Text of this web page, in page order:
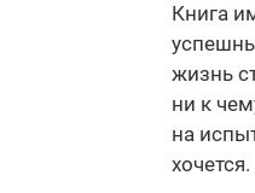
Книга
жизнь
ни к
на
хочется.